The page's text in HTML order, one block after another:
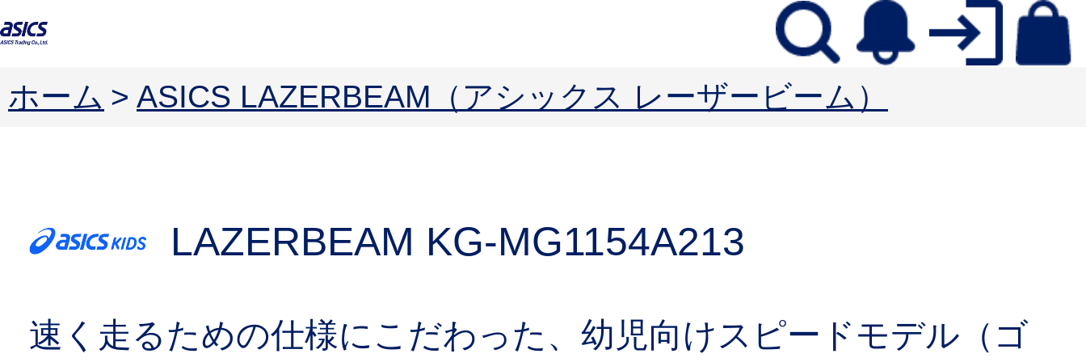
ホーム > ASICS LAZERBEAM（アシックス レーザービーム）
LAZERBEAM KG-MG1154A213
速く走るための仕様にこだわった、幼児向けスピードモデル（ゴ